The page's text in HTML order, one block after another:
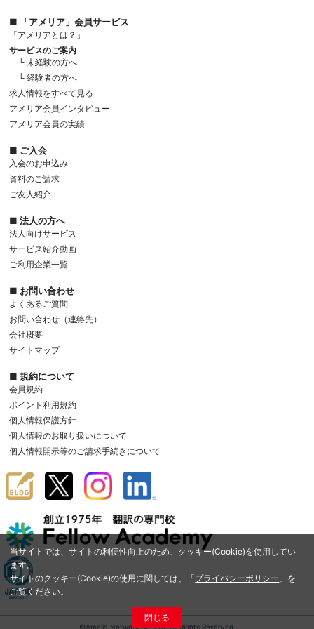
当サイトでは、サイトの利便性向上のため、クッキー(Cookie)を使用してい
ます。
サイトのクッキー(Cookie)の使用に関しては、「プライバシーポリシー 」を
ご覧ください。
閉じる
■ 「アメリア」会員サービス
「アメリアとは？」
サービスのご案内
└ 未経験の方へ
└ 経験者の方へ
求人情報をすべて見る
アメリア会員インタビュー
アメリア会員の実績
■ ご入会
入会のお申込み
資料のご請求
ご友人紹介
■ 法人の方へ
法人向けサービス
サービス紹介動画
ご利用企業一覧
■ お問い合わせ
よくあるご質問
お問い合わせ（連絡先）
会社概要
サイトマップ
■ 規約について
会員規約
ポイント利用規約
個人情報保護方針
個人情報のお取り扱いについて
個人情報開示等のご請求手続きについて
©Amelia Network Co.,Ltd. All Rights Reserved.